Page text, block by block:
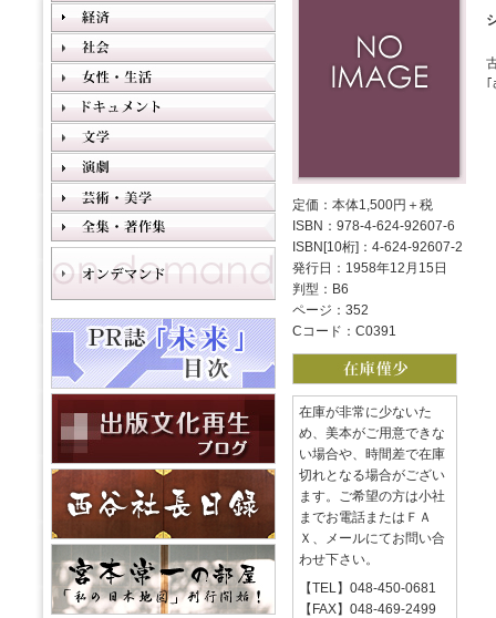
定価：本体1,500円＋税
ISBN：978-4-624-92607-6
ISBN[10桁]：4-624-92607-2
発行日：1958年12月15日
判型：B6
ページ：352
Cコード：C0391
在庫が非常に少ないた
め、美本がご用意できな
い場合や、時間差で在庫
切れとなる場合がござい
ます。ご希望の方は小社
までお電話またはＦＡ
Ｘ、メールにてお問い合
わせ下さい。
【TEL】048-450-0681
【FAX】048-469-2499